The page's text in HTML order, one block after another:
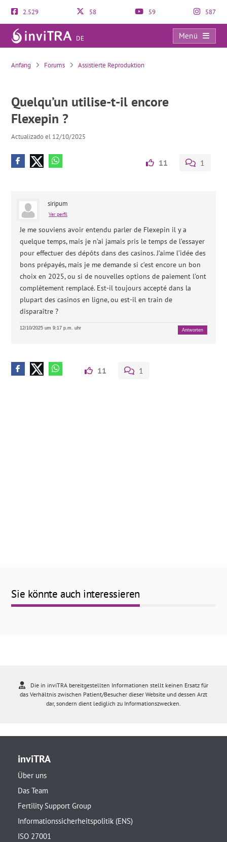
2.529 58 59 587
DE
Menü
Quelqu’un utilise-t-il encore Flexepin ?
Anfang Forums Assistierte Reproduktion
Quelqu’un utilise-t-il encore
Flexepin ?
Actualizado el 12/10/2025
11 1
siripum
Ver perfil
Je me souviens avoir entendu parler de Flexepin il y a
quelque temps, mais je n’ai jamais pris le temps de l’essayer
pour effectuer des dépôts dans des casinos. J’aime l’idée des
bons prépayés, mais je me demande si c’est encore un bon
choix en 2025, ou si de nouvelles options de paiement l’ont
complètement remplacé. Est-il toujours accepté dans la
plupart des casinos en ligne, ou est-il en train de
disparaître ?
12/10/2025 um 9:17 p.m. uhr Antworten
11 1
Sie könnte auch interessieren
Die in inviTRA bereitgestellten Informationen stellt keinen Ersatz für
das Verhältnis zwischen Patient/Besucher dieser Website und dessen Arzt
dar, sondern dient lediglich zu Informationszwecken.
inviTRA
Über uns
Das Team
Fertility Support Group
Informationssicherheitspolitik (ENS)
ISO 27001